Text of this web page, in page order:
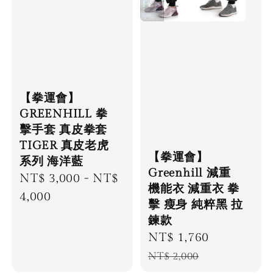
【拳運會】
GREENHILL 拳
擊手套 真皮拳套
TIGER 真皮老虎
系列 海洋藍
Regular
price
NT$ 3,000 - NT$
4,000
【拳運會】
Greenhill 減重
機能衣 減重衣 拳
擊 瘦身 純粹黑 拉
鍊款
Sale
price
NT$ 1,760
NT$ 2,000